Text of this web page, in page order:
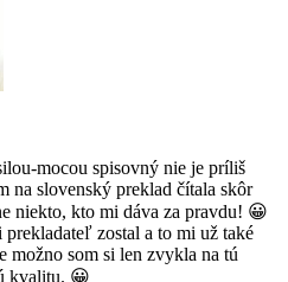
mocou spisovný nie je príliš
slovenský preklad čítala skôr
niekto, kto mi dáva za pravdu! 😀
zostal a to mi už také
možno som si len zvykla na tú
kvalitu. 😀